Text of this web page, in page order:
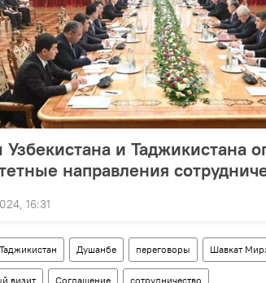
и Таджикистана
направления
16:31
Таджикистан Душанбе переговоры Шавкат
визит Соглашение сотрудничество